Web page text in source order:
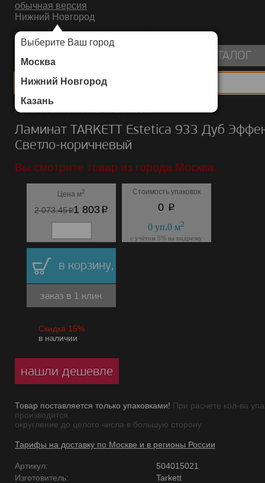
обычная версия
Нижний Новгород
Выберите Ваш город
Москва
Нижний Новгород
Казань
ИНТЕРНЕТ-МАГАЗИН НАПОЛЬНЫХ ПОКРЫТИЙ
КАТАЛОГ
Каталог/Ламинат/TARKETT/Estetica 933
Ламинат TARKETT Estetica 933 Дуб
Светло-коричневый
Вы смотрите товар из города Москва.
Цена м2
2 073.45p1 803 p
Стоимость упаковок
0 p
0 уп.0 м2
с учётом 5% на подрезку
в корзину,
заказ в 1 клик
Скидка 15%
в наличии
нашли дешевле
Товар поставляется только упаковками! При расчете кол-ва
производится
округление до целого числа в большую сторону.
Тарифы на доставку по Москве и в регионы России
Артикул:
504015021
Изготовитель:
Tarkett